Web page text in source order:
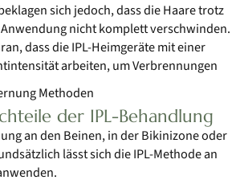
sich jedoch, dass die Haare trotz
nicht komplett verschwinden.
dass die IPL-Heimgeräte mit einer
arbeiten, um Verbrennungen
der IPL-Behandlung
an den Beinen, in der Bikinizone oder
lässt sich die IPL-Methode an